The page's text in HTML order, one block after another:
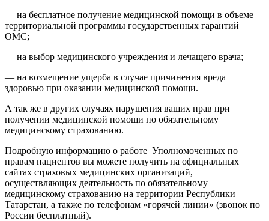
— на бесплатное получение медицинской помощи в объеме
территориальной программы государственных гарантий
ОМС;
— на выбор медицинского учреждения и лечащего врача;
— на возмещение ущерба в случае причинения вреда
здоровью при оказании медицинской помощи.
А так же в других случаях нарушения ваших прав при
получении медицинской помощи по обязательному
медицинскому страхованию.
Подробную информацию о работе Уполномоченных по
правам пациентов вы можете получить на официальных
сайтах страховых медицинских организаций,
осуществляющих деятельность по обязательному
медицинскому страхованию на территории Республики
Татарстан, а также по телефонам «горячей линии» (звонок по
России бесплатный).